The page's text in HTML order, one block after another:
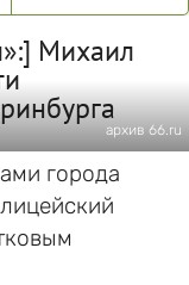
Михаил
архив 66.ru
города